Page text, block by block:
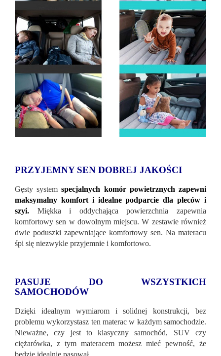
PRZYJEMNY SEN DOBREJ JAKOŚCI
Gęsty systemspecjalnych komór powietrznych zapewni
maksymalny komfort i idealne podparcie dla pleców i
szyi. Miękka i oddychająca powierzchnia zapewnia
komfortowy sen w dowolnym miejscu. W zestawie również
dwie poduszki zapewniające komfortowy sen. Na materacu
śpi się niezwykle przyjemnie i komfortowo.
PASUJE DO WSZYSTKICH
SAMOCHODÓW
Dzięki idealnym wymiarom i solidnej konstrukcji, bez
problemu wykorzystasz ten materac w każdym samochodzie.
Nieważne, czy jest to klasyczny samochód, SUV czy
ciężarówka, z tym materacem możesz mieć pewność, że
będzie idealnie pasował.